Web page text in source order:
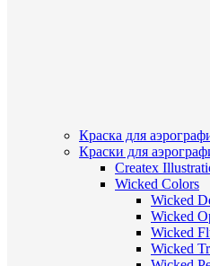
Краска для
Краски для
Createx
Wicked Colors
Wicked
Wicked
Wicked
Wicked